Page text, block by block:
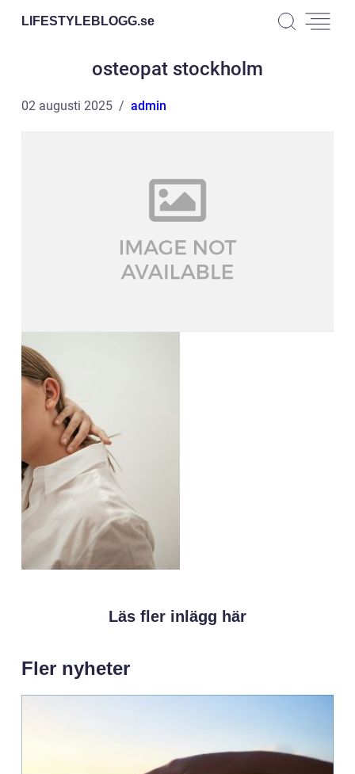
LIFESTYLEBLOGG.se
osteopat stockholm
02 augusti 2025 admin
Läs fler inlägg här
Fler nyheter